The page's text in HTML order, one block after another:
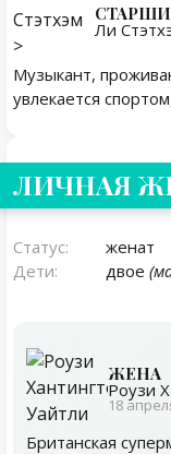
Ли
Музыкант,
увлекается
Личная жизнь
ЛИЧНАЯ
Статус:
женат
Дети:
двое
ЖЕНА
Роузи
18
Британская